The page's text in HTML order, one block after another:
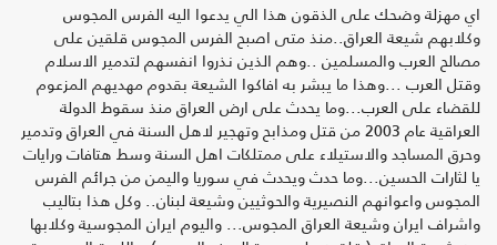
اي مهزلة وضحك على الذقون هذا الي يدعوا اليه الفرس المجوس
وكلابهم شيعة العراق..منذ متى اصبح الفرس المجوس قلقين على
مصالح العرب والمسلمين ..وهم الذين نذروا انفسهم لتدمير الاسلام
وقتل العرب ...وهذا ما يبشر به افاكوا الشيعة بقدوم مهديهم المزعوم
للقضاء على العرب...وما يحدث على ارض العراق منذ سقوط الدولة
العراقية عام 2003 من قتل ومذابح وتهجير لاهل السنة في العراق وتدمير
وحرق المساجد والاستيلاء على ممتلكات اهل السنة وسط هتافات ورايات
يا لثارات الحسين...وما حدث ويحدث في سوريا واليمن من جرائم الفرس
المجوس واعوانهم النصيرية والحوثيين وشيعة لبنان.. وكل هذا بتاليب
واشراف ايران وشيعة العراق المجوس... واليوم ايران المجوسية وكلابها